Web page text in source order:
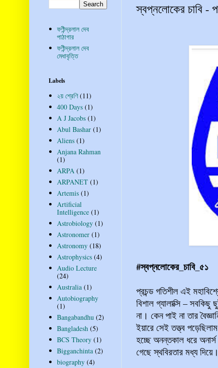
স্বপ্নলোকের চাবি -
#স্বপ্নলোকের_চাবি_৫১
প্রচন্ড গতিশীল এই
বিশাল গ্যালাক্সি –
না। কেন পাই না তার
ইয়ারে সেই তত্ত্ব
হচ্ছে অনন্তকাল ধরে
গেছে স্থবিরতার মধ্য
ফণীন্দ্রলাল দেব
পাঠাগার
ফণীন্দ্রলাল দেব
মেধাবৃত্তি
Labels
২য় শ্রেণি (11)
400 Days (1)
A J Jacobs (1)
Abul Bashar (1)
Aliens (1)
Anjana Rahman
(1)
ARPA (1)
ARPANET (1)
Artemis (1)
Artificial
Intelligence (1)
Astrobiology (1)
Astronomer (1)
Astronomy (18)
Astrophysics (4)
Audio Lecture
(24)
Australia (1)
Autobiography
(1)
Bangabandhu (2)
Bangladesh (5)
BCS Theory (1)
Bigganchinta (2)
biography (4)